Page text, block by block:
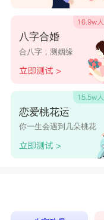
八字合婚
合八字，测姻缘
恋爱桃花运
你一生会遇到几朵桃花